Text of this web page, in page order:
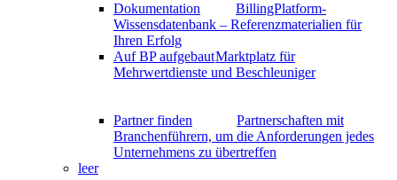
Dokumentation
BillingPlatform-
Wissensdatenbank – Referenzmaterialien für
Ihren Erfolg
Auf BP aufgebautMarktplatz für
Mehrwertdienste und Beschleuniger
Partner finden
Partnerschaften mit
Branchenführern, um die Anforderungen jedes
Unternehmens zu übertreffen
leer